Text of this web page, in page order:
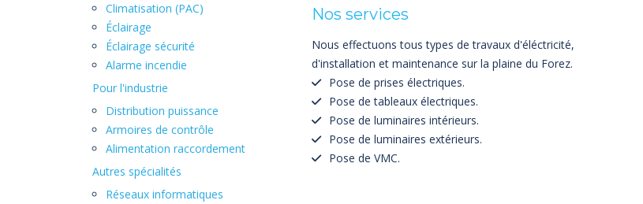
Climatisation (PAC)
Éclairage
Éclairage sécurité
Alarme incendie
Pour l'industrie
Distribution puissance
Armoires de contrôle
Alimentation raccordement
Autres spécialités
Réseaux informatiques
Nos services
Nous effectuons tous types de travaux d'éléctricité,
d'installation et maintenance sur la plaine du Forez.
Pose de prises électriques.
Pose de tableaux électriques.
Pose de luminaires intérieurs.
Pose de luminaires extérieurs.
Pose de VMC.